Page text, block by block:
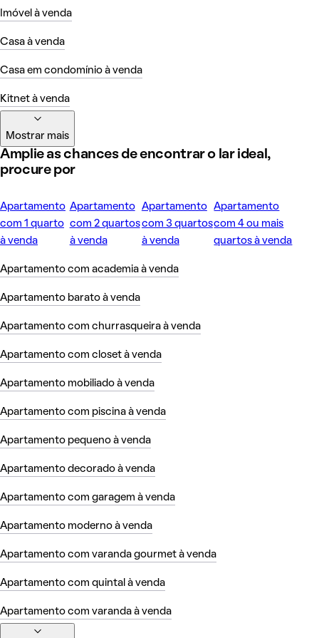
Imóvel à venda
Casa à venda
Casa em condomínio à venda
Kitnet à venda
Mostrar mais
Amplie as chances de encontrar o lar ideal,
procure por
Apartamento
com 1 quarto
à venda
Apartamento
com 2 quartos
à venda
Apartamento
com 3 quartos
à venda
Apartamento
com 4 ou mais
quartos à venda
Apartamento com academia à venda
Apartamento barato à venda
Apartamento com churrasqueira à venda
Apartamento com closet à venda
Apartamento mobiliado à venda
Apartamento com piscina à venda
Apartamento pequeno à venda
Apartamento decorado à venda
Apartamento com garagem à venda
Apartamento moderno à venda
Apartamento com varanda gourmet à venda
Apartamento com quintal à venda
Apartamento com varanda à venda